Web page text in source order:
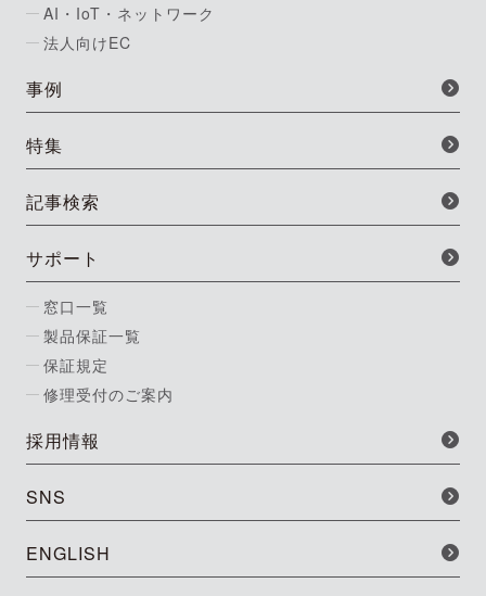
AI・IoT・ネットワーク
法人向けEC
事例
特集
記事検索
サポート
窓口一覧
製品保証一覧
保証規定
修理受付のご案内
採用情報
SNS
ENGLISH